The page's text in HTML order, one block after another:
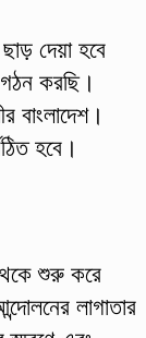
দেয়া হবে
করছি।
বাংলাদেশ।
হবে।
শুরু করে
লাগাতার